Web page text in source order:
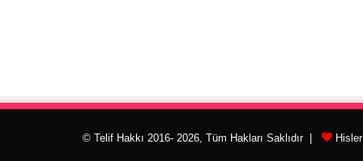
© Telif Hakkı 2016- 2026, Tüm Hakları Saklıdır |